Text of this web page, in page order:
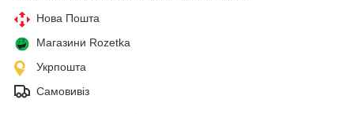
Нова Пошта
Магазини Rozetka
Укрпошта
Самовивіз